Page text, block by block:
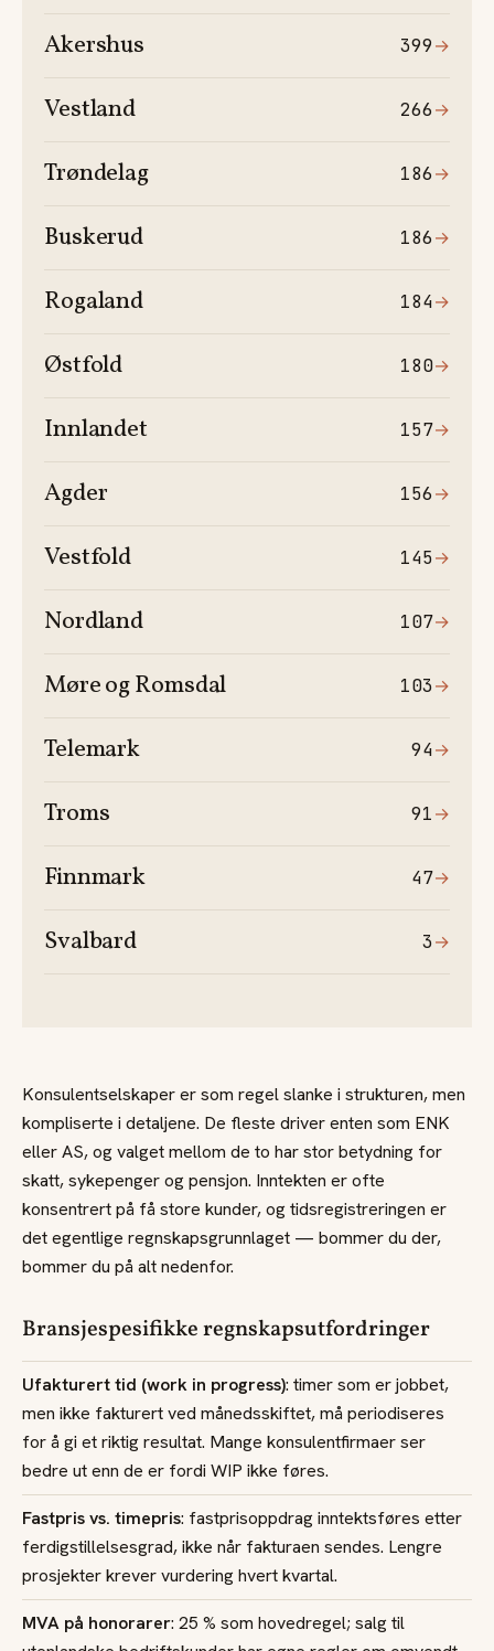
Akershus 399→
Vestland 266→
Trøndelag 186→
Buskerud 186→
Rogaland 184→
Østfold 180→
Innlandet 157→
Agder 156→
Vestfold 145→
Nordland 107→
Møre og Romsdal 103→
Telemark 94→
Troms 91→
Finnmark 47→
Svalbard 3→
Konsulentselskaper er som regel slanke i strukturen, men
kompliserte i detaljene. De fleste driver enten som ENK
eller AS, og valget mellom de to har stor betydning for
skatt, sykepenger og pensjon. Inntekten er ofte
konsentrert på få store kunder, og tidsregistreringen er
det egentlige regnskapsgrunnlaget — bommer du der,
bommer du på alt nedenfor.
Bransjespesifikke regnskapsutfordringer
Ufakturert tid (work in progress): timer som er jobbet,
men ikke fakturert ved månedsskiftet, må periodiseres
for å gi et riktig resultat. Mange konsulentfirmaer ser
bedre ut enn de er fordi WIP ikke føres.
Fastpris vs. timepris: fastprisoppdrag inntektsføres etter
ferdigstillelsesgrad, ikke når fakturaen sendes. Lengre
prosjekter krever vurdering hvert kvartal.
MVA på honorarer: 25 % som hovedregel; salg til